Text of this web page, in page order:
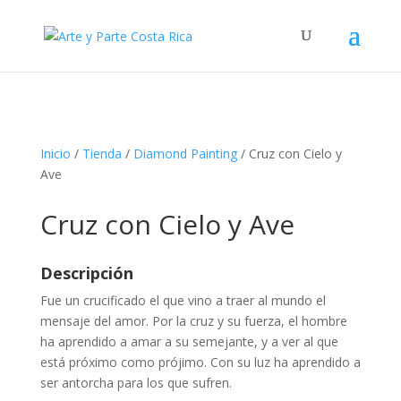
Inicio / Tienda / Diamond Painting/ Cruz con Cielo y
Ave
Cruz con Cielo y Ave
Descripción
Fue un crucificado el que vino a traer al mundo el
mensaje del amor. Por la cruz y su fuerza, el hombre
ha aprendido a amar a su semejante, y a ver al que
está próximo como prójimo. Con su luz ha aprendido a
ser antorcha para los que sufren.